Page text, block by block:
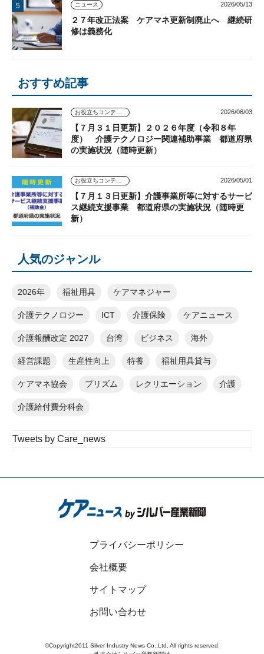
ニュース 2026/05/13
２７年改正法案 ケアマネ更新制廃止へ 継続研
修は義務化
おすすめ記事
2026/06/03
【７月３１日更新】２０２６年度（令和８年
度） 介護テクノロジー関連補助事業 都道府県
の実施状況（随時更新）
2026/05/01
【７月１３日更新】介護事業所等に対するサービ
ス継続支援事業 都道府県の実施状況（随時更
新）
人気のジャンル
2026年 福祉用具 ケアマネジャー
介護テクノロジー ICT 介護保険 ケアニュース
介護報酬改定 2027 台湾 ビジネス 海外
経営課題 生産性向上 特養 福祉用具貸与
ケアマネ協会 プリズム レクリエーション 介護
介護給付費分科会
Tweets by Care_news
プライバシーポリシー
会社概要
サイトマップ
お問い合わせ
©Copyright2011 Silver Industry News Co.,Ltd. All rights reserved.